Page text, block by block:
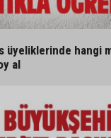
üyeliklerinde hangi
al